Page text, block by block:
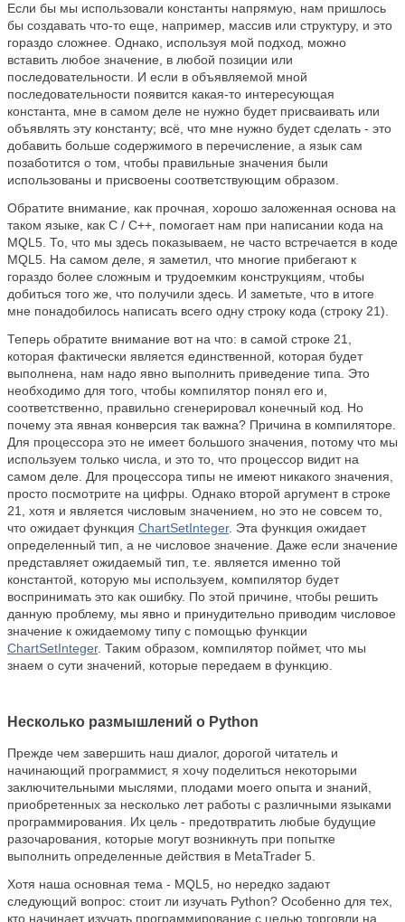
Если бы мы использовали константы напрямую, нам пришлось
бы создавать что-то еще, например, массив или структуру, и это
гораздо сложнее. Однако, используя мой подход, можно
вставить любое значение, в любой позиции или
последовательности. И если в объявляемой мной
последовательности появится какая-то интересующая
константа, мне в самом деле не нужно будет присваивать или
объявлять эту константу; всё, что мне нужно будет сделать - это
добавить больше содержимого в перечисление, а язык сам
позаботится о том, чтобы правильные значения были
использованы и присвоены соответствующим образом.
Обратите внимание, как прочная, хорошо заложенная основа на
таком языке, как C / C++, помогает нам при написании кода на
MQL5. То, что мы здесь показываем, не часто встречается в коде
MQL5. На самом деле, я заметил, что многие прибегают к
гораздо более сложным и трудоемким конструкциям, чтобы
добиться того же, что получили здесь. И заметьте, что в итоге
мне понадобилось написать всего одну строку кода (строку 21).
Теперь обратите внимание вот на что: в самой строке 21,
которая фактически является единственной, которая будет
выполнена, нам надо явно выполнить приведение типа. Это
необходимо для того, чтобы компилятор понял его и,
соответственно, правильно сгенерировал конечный код. Но
почему эта явная конверсия так важна? Причина в компиляторе.
Для процессора это не имеет большого значения, потому что мы
используем только числа, и это то, что процессор видит на
самом деле. Для процессора типы не имеют никакого значения,
просто посмотрите на цифры. Однако второй аргумент в строке
21, хотя и является числовым значением, но это не совсем то,
что ожидает функция ChartSetInteger. Эта функция ожидает
определенный тип, а не числовое значение. Даже если значение
представляет ожидаемый тип, т.е. является именно той
константой, которую мы используем, компилятор будет
воспринимать это как ошибку. По этой причине, чтобы решить
данную проблему, мы явно и принудительно приводим числовое
значение к ожидаемому типу с помощью функции
ChartSetInteger. Таким образом, компилятор поймет, что мы
знаем о сути значений, которые передаем в функцию.
Несколько размышлений о Python
Прежде чем завершить наш диалог, дорогой читатель и
начинающий программист, я хочу поделиться некоторыми
заключительными мыслями, плодами моего опыта и знаний,
приобретенных за несколько лет работы с различными языками
программирования. Их цель - предотвратить любые будущие
разочарования, которые могут возникнуть при попытке
выполнить определенные действия в MetaTrader 5.
Хотя наша основная тема - MQL5, но нередко задают
следующий вопрос: стоит ли изучать Python? Особенно для тех,
кто начинает изучать программирование с целью торговли на